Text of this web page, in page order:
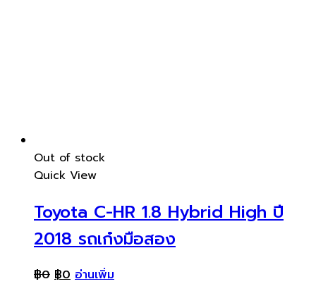
Out of stock
Quick View
Toyota C-HR 1.8 Hybrid High ปี
2018 รถเก๋งมือสอง
฿0 ฿0 อ่านเพิ่ม